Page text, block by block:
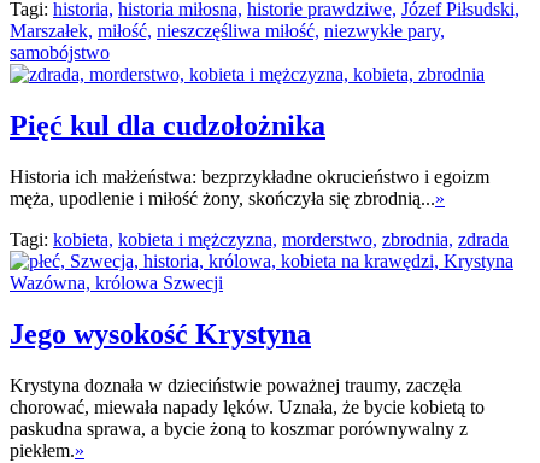
Tagi: historia, historia miłosna, historie prawdziwe, Józef Piłsudski,
Marszałek, miłość, nieszczęśliwa miłość, niezwykłe pary,
samobójstwo
Pięć kul dla cudzołożnika
Historia ich małżeństwa: bezprzykładne okrucieństwo i egoizm
męża, upodlenie i miłość żony, skończyła się zbrodnią...»
Tagi: kobieta, kobieta i mężczyzna, morderstwo, zbrodnia, zdrada
Jego wysokość Krystyna
Krystyna doznała w dzieciństwie poważnej traumy, zaczęła
chorować, miewała napady lęków. Uznała, że bycie kobietą to
paskudna sprawa, a bycie żoną to koszmar porównywalny z
piekłem.»